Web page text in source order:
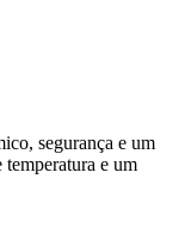
segurança e um
e um